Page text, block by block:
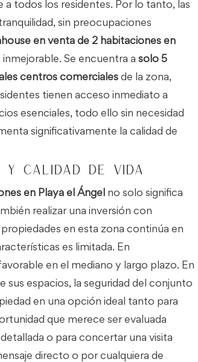
todos los residentes. Por lo tanto, las
sin preocupaciones
en venta de 2 habitaciones en
Se encuentra a solo 5
centros comerciales de la zona,
tienen acceso inmediato a
esenciales, todo ello sin necesidad
significativamente la calidad de
y calidad de vida
en Playa el Ángel no solo significa
realizar una inversión con
en esta zona continúa en
es limitada. En
en el mediano y largo plazo. En
sus espacios, la seguridad del conjunto
en una opción ideal tanto para
que merece ser evaluada
o para concertar una visita
directo o por cualquiera de